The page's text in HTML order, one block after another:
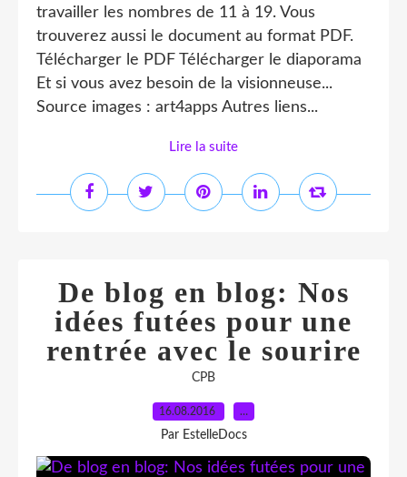
travailler les nombres de 11 à 19. Vous
trouverez aussi le document au format PDF.
Télécharger le PDF Télécharger le diaporama
Et si vous avez besoin de la visionneuse...
Source images : art4apps Autres liens...
Lire la suite
De blog en blog: Nos
idées futées pour une
rentrée avec le sourire
CPB
16.08.2016 …
Par EstelleDocs